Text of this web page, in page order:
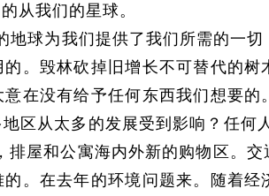
从我们的星球。
地球为我们提供了我们所需的一
。毁林砍掉旧增长不可替代的
在没有给予任何东西我们想要
区从太多的发展受到影响？任何
排屋和公寓海内外新的购物区。
。在去年的环境问题来。随着